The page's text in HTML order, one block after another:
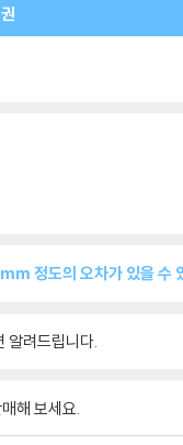
정도의 오차가 있을 수
려드립니다.
해 보세요.